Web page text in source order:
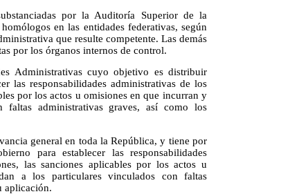
por la Auditoría Superior de la
en las entidades federativas, según
que resulte competente. Las demás
por los órganos internos de control.
Administrativas cuyo objetivo es distribuir
las responsabilidades administrativas de los
por los actos u omisiones en que incurran y
faltas administrativas graves, así como los
general en toda la República, y tiene por
para establecer las responsabilidades
las sanciones aplicables por los actos u
a los particulares vinculados con faltas
aplicación.